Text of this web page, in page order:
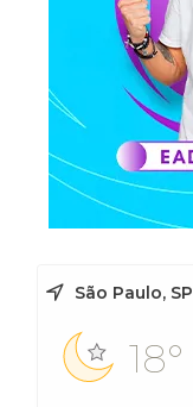
São Paulo, SP
18°